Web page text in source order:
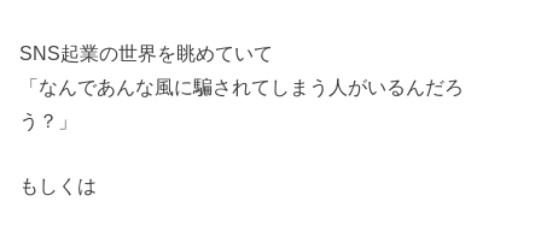
SNS起業の世界を眺めていて
「なんであんな風に騙されてしまう人がいるんだろ
う？」
もしくは